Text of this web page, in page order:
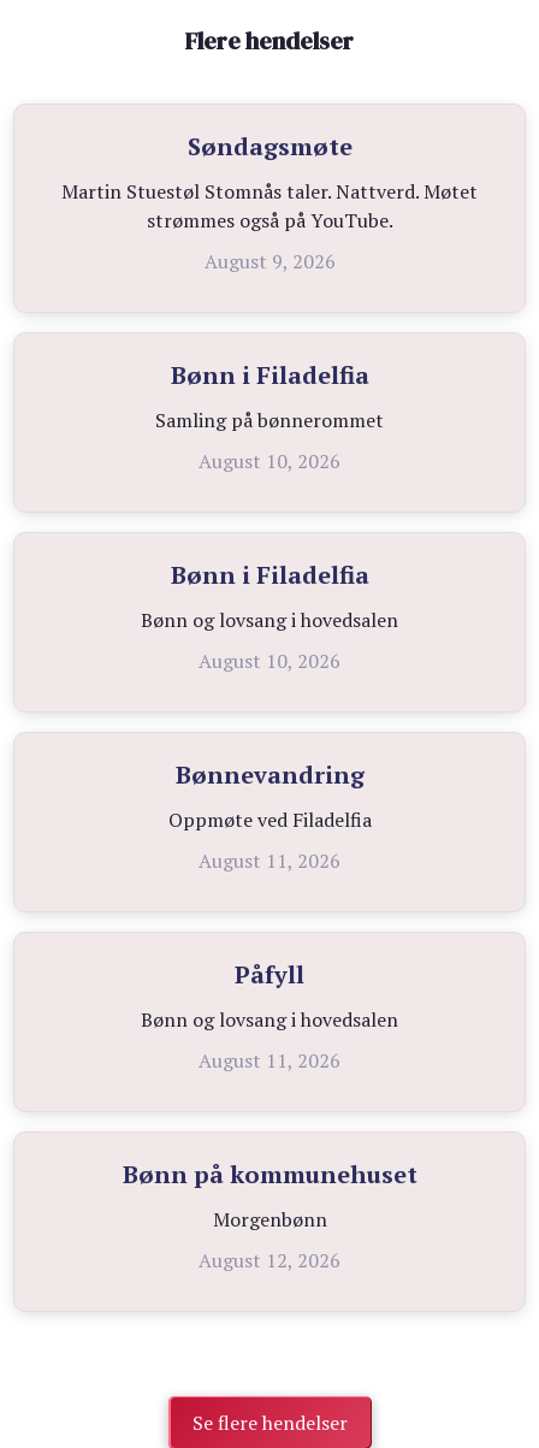
Flere hendelser
Søndagsmøte
Martin Stuestøl Stomnås taler. Nattverd. Møtet
strømmes også på YouTube.
August 9, 2026
Bønn i Filadelfia
Samling på bønnerommet
August 10, 2026
Bønn i Filadelfia
Bønn og lovsang i hovedsalen
August 10, 2026
Bønnevandring
Oppmøte ved Filadelfia
August 11, 2026
Påfyll
Bønn og lovsang i hovedsalen
August 11, 2026
Bønn på kommunehuset
Morgenbønn
August 12, 2026
Se flere hendelser